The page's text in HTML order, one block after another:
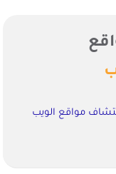
مواقع الويب